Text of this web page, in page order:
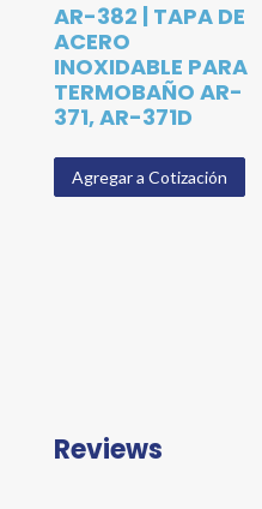
AR-382 | TAPA DE
ACERO
INOXIDABLE PARA
TERMOBAÑO AR-
371, AR-371D
Agregar a Cotización
Reviews